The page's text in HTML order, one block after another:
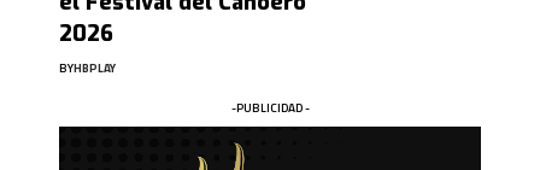
2026
BYHBPLAY
-PUBLICIDAD -